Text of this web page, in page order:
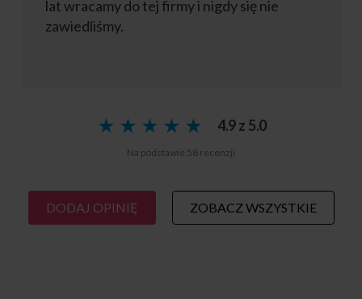
lat wracamy do tej firmy i nigdy się nie
zawiedliśmy.
★ ★ ★ ★ ★
★ ★ ★ ★ ★ 4.9 z 5.0
Na podstawie 58 recenzji
DODAJ OPINIĘ ZOBACZ WSZYSTKIE